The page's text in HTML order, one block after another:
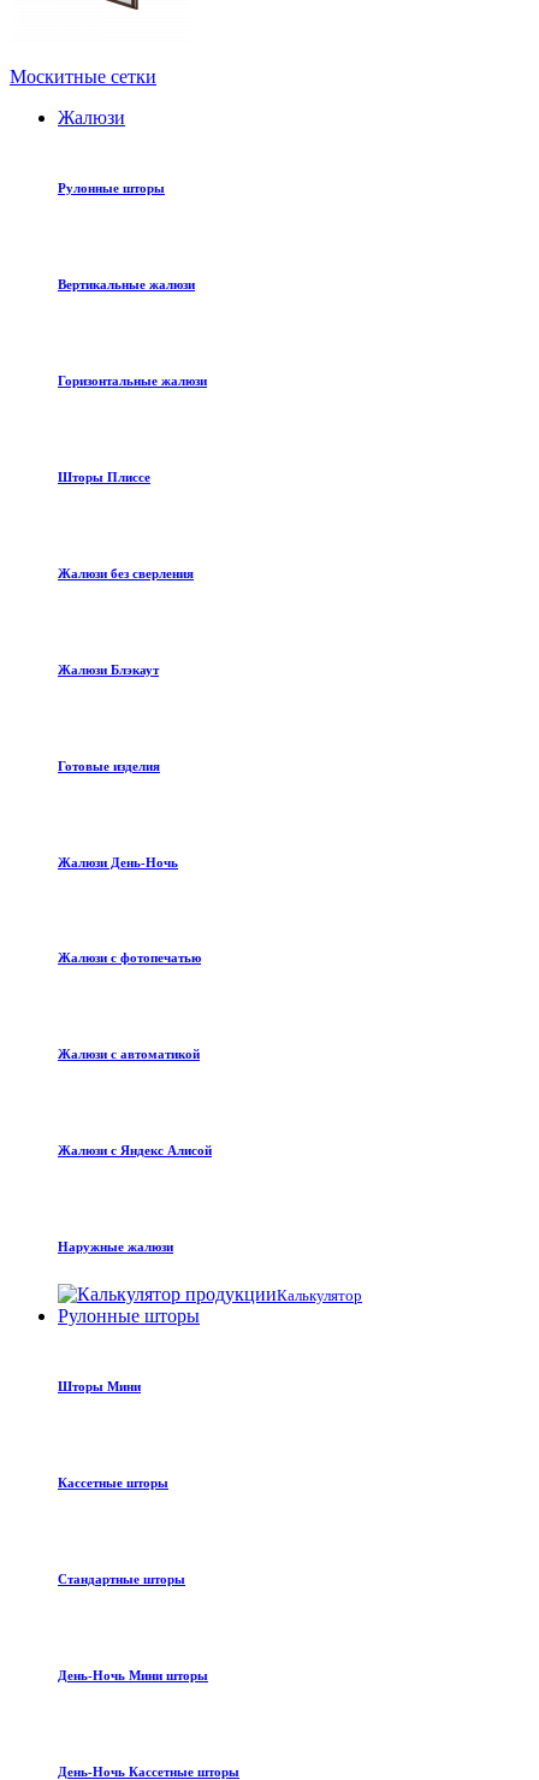
Москитные сетки
Жалюзи
Рулонные шторы
Вертикальные жалюзи
Горизонтальные жалюзи
Шторы Плиссе
Жалюзи без сверления
Жалюзи Блэкаут
Готовые изделия
Жалюзи День-Ночь
Жалюзи с фотопечатью
Жалюзи с автоматикой
Жалюзи с Яндекс Алисой
Наружные жалюзи
Калькулятор
Рулонные шторы
Шторы Мини
Кассетные шторы
Стандартные шторы
День-Ночь Мини шторы
День-Ночь Кассетные шторы